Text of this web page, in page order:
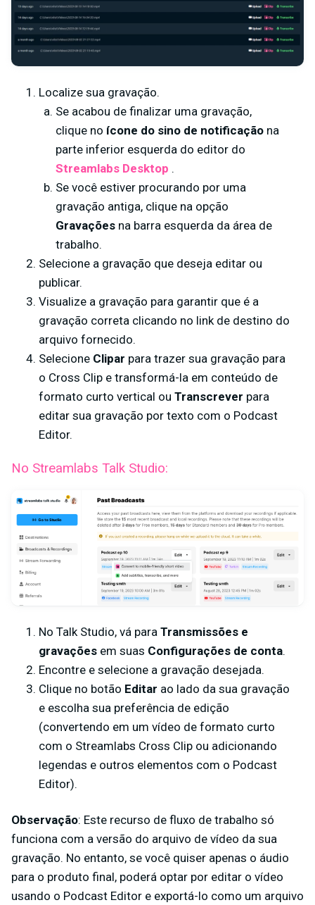
Localize sua gravação.
Se acabou de finalizar uma gravação,
clique no ícone do sino de notificação na
parte inferior esquerda do editor do
Streamlabs Desktop .
Se você estiver procurando por uma
gravação antiga, clique na opção
Gravações na barra esquerda da área de
trabalho.
Selecione a gravação que deseja editar ou
publicar.
Visualize a gravação para garantir que é a
gravação correta clicando no link de destino do
arquivo fornecido.
Selecione Clipar para trazer sua gravação para
o Cross Clip e transformá-la em conteúdo de
formato curto vertical ou Transcrever para
editar sua gravação por texto com o Podcast
Editor.
No Streamlabs Talk Studio:
No Talk Studio, vá para Transmissões e
gravações em suas Configurações de conta.
Encontre e selecione a gravação desejada.
Clique no botão Editar ao lado da sua gravação
e escolha sua preferência de edição
(convertendo em um vídeo de formato curto
com o Streamlabs Cross Clip ou adicionando
legendas e outros elementos com o Podcast
Editor).
Observação: Este recurso de fluxo de trabalho só
funciona com a versão do arquivo de vídeo da sua
gravação. No entanto, se você quiser apenas o áudio
para o produto final, poderá optar por editar o vídeo
usando o Podcast Editor e exportá-lo como um arquivo